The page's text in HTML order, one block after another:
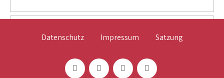
Datenschutz Impressum Satzung